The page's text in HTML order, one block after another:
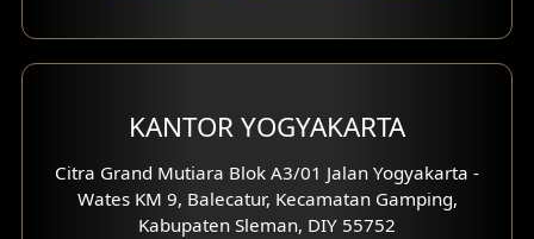
KANTOR YOGYAKARTA
Citra Grand Mutiara Blok A3/01 Jalan Yogyakarta -
Wates KM 9, Balecatur, Kecamatan Gamping,
Kabupaten Sleman, DIY 55752